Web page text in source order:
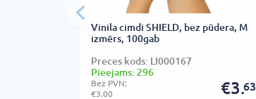
Vinila cimdi SHIELD, bez pūdera, M
izmērs, 100gab
Preces kods: LI000167
Pieejams: 296
Bez PVN:
€3.00
€3.63